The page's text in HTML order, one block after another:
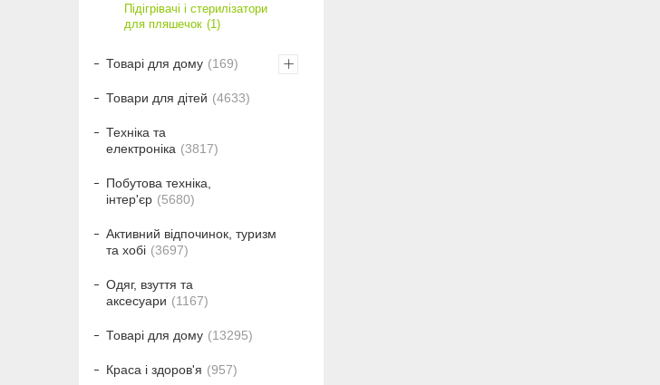
Підігрівачі і стерилізатори
для пляшечок
1
Товарі для дому 169
Товари для дітей 4633
Техніка та
електроніка
3817
Побутова техніка,
інтер'єр
5680
Активний відпочинок, туризм
та хобі
3697
Одяг, взуття та
аксесуари
1167
Товарі для дому 13295
Краса і здоров'я 957